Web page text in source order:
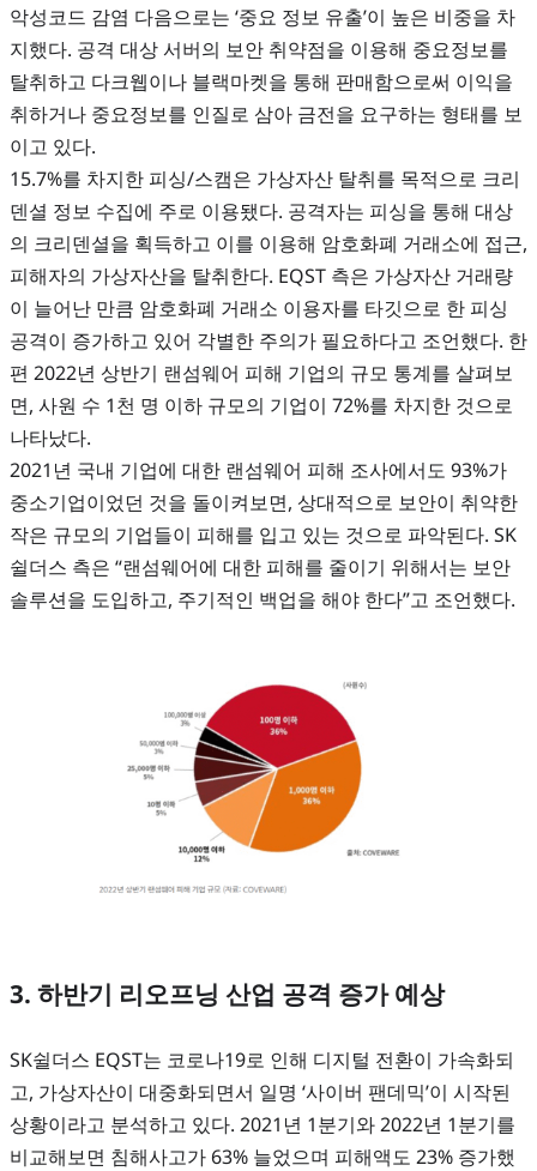
악성코드 감염 다음으로는 ‘중요 정보 유출’이 높은 비중을 차
지했다. 공격 대상 서버의 보안 취약점을 이용해 중요정보를
탈취하고 다크웹이나 블랙마켓을 통해 판매함으로써 이익을
취하거나 중요정보를 인질로 삼아 금전을 요구하는 형태를 보
이고 있다.
15.7%를 차지한 피싱/스캠은 가상자산 탈취를 목적으로 크리
덴셜 정보 수집에 주로 이용됐다. 공격자는 피싱을 통해 대상
의 크리덴셜을 획득하고 이를 이용해 암호화폐 거래소에 접근,
피해자의 가상자산을 탈취한다. EQST 측은 가상자산 거래량
이 늘어난 만큼 암호화폐 거래소 이용자를 타깃으로 한 피싱
공격이 증가하고 있어 각별한 주의가 필요하다고 조언했다. 한
편 2022년 상반기 랜섬웨어 피해 기업의 규모 통계를 살펴보
면, 사원 수 1천 명 이하 규모의 기업이 72%를 차지한 것으로
나타났다.
2021년 국내 기업에 대한 랜섬웨어 피해 조사에서도 93%가
중소기업이었던 것을 돌이켜보면, 상대적으로 보안이 취약한
작은 규모의 기업들이 피해를 입고 있는 것으로 파악된다. SK
쉴더스 측은 “랜섬웨어에 대한 피해를 줄이기 위해서는 보안
솔루션을 도입하고, 주기적인 백업을 해야 한다”고 조언했다.
3. 하반기 리오프닝 산업 공격 증가 예상
SK쉴더스 EQST는 코로나19로 인해 디지털 전환이 가속화되
고, 가상자산이 대중화되면서 일명 ‘사이버 팬데믹’이 시작된
상황이라고 분석하고 있다. 2021년 1분기와 2022년 1분기를
비교해보면 침해사고가 63% 늘었으며 피해액도 23% 증가했